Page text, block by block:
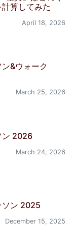
算してみた
April 18, 2026
ン&ウォーク
March 25, 2026
ン 2026
March 24, 2026
ソン 2025
December 15, 2025